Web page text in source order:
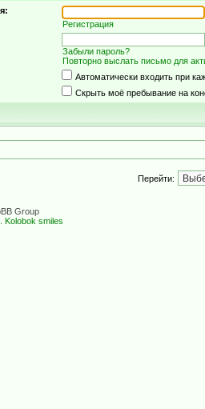
Регистрация
Забыли пароль?
Повторно выслать письмо для
Автоматически входить при
Скрыть моё пребывание на
Перейти:
Group
Kolobok smiles